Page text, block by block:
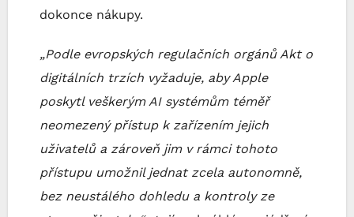
dokonce nákupy.
„Podle evropských regulačních orgánů Akt o
digitálních trzích vyžaduje, aby Apple
poskytl veškerým AI systémům téměř
neomezený přístup k zařízením jejich
uživatelů a zároveň jim v rámci tohoto
přístupu umožnil jednat zcela autonomně,
bez neustálého dohledu a kontroly ze